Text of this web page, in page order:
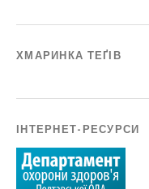
ХМАРИНКА ТЕҐІВ
ІНТЕРНЕТ-РЕСУРСИ